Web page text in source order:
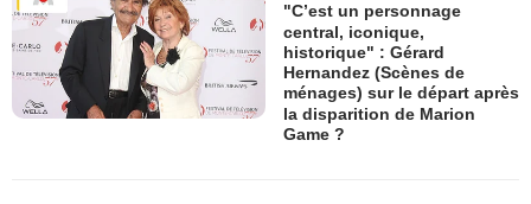
"C’est un personnage
central, iconique,
historique" : Gérard
Hernandez (Scènes de
ménages) sur le départ après
la disparition de Marion
Game ?